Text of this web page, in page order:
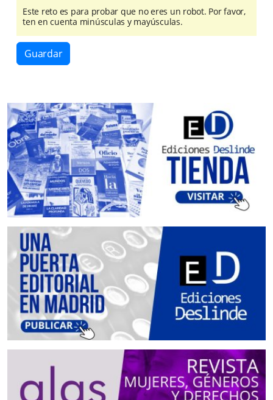
Este reto es para probar que no eres un robot. Por favor,
ten en cuenta minúsculas y mayúsculas.
Guardar